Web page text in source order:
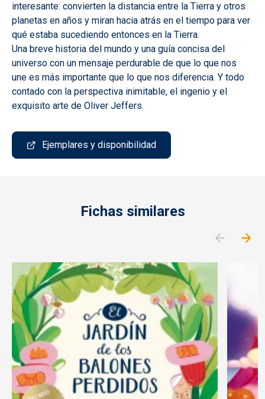
interesante: convierten la distancia entre la Tierra y otros
planetas en años y miran hacia atrás en el tiempo para ver
qué estaba sucediendo entonces en la Tierra.
Una breve historia del mundo y una guía concisa del
universo con un mensaje perdurable de que lo que nos
une es más importante que lo que nos diferencia. Y todo
contado con la perspectiva inimitable, el ingenio y el
exquisito arte de Oliver Jeffers.
Ejemplares y disponibilidad
Fichas similares